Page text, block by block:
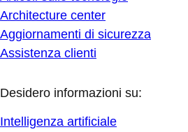
Architecture center
Aggiornamenti di sicurezza
Assistenza clienti
Desidero informazioni su:
Intelligenza artificiale